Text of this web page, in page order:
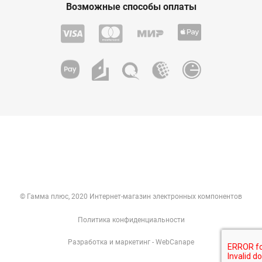
Возможные способы оплаты
© Гамма плюс, 2020 Интернет-магазин электронных компонентов
Политика конфиденциальности
Разработка и маркетинг - WebCanape